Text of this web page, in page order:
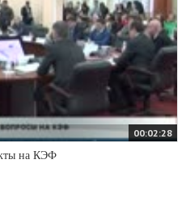
00:02:28
на КЭФ